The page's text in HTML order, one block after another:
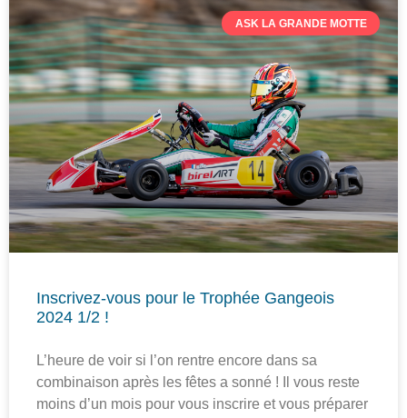
ASK LA GRANDE MOTTE
Inscrivez-vous pour le Trophée Gangeois
2024 1/2 !
L’heure de voir si l’on rentre encore dans sa
combinaison après les fêtes a sonné ! Il vous reste
moins d’un mois pour vous inscrire et vous préparer